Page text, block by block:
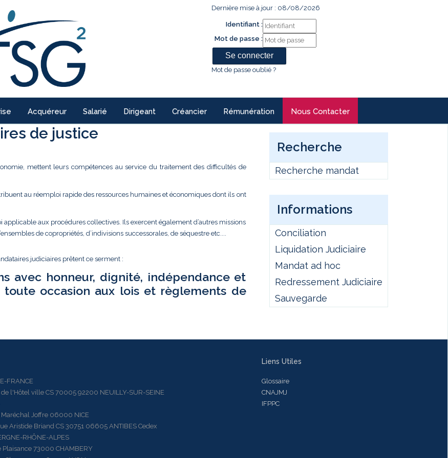
Dernière mise à jour : 08/08/2026
Identifiant :
Mot de passe :
Mot de passe oublié ?
Acquéreur Salarié Dirigeant Créancier Rémunération Nous Contacter
de justice
mettent leurs compétences au service du traitement des difficultés de
au réemploi rapide des ressources humaines et économiques dont ils ont
aux procédures collectives. Ils exercent également d’autres missions
de copropriétés, d’indivisions successorales, de séquestre etc....
judiciaires prêtent ce serment :
avec honneur, dignité, indépendance et
occasion aux lois et règlements de
Recherche
Recherche mandat
Informations
Conciliation
Liquidation Judiciaire
Mandat ad hoc
Redressement Judiciaire
Sauvegarde
FRANCE
l'Hôtel ville CS 70005 92200 NEUILLY-SUR-SEINE
Joffre 06000 NICE
Briand CS 30751 06605 ANTIBES Cedex
RHÔNE-ALPES
73000 CHAMBERY
Liens Utiles
Glossaire
CNAJMJ
IFPPC